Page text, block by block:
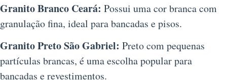
Granito Branco Ceará: Possui uma cor branca com
granulação fina, ideal para bancadas e pisos.
Granito Preto São Gabriel: Preto com pequenas
partículas brancas, é uma escolha popular para
bancadas e revestimentos.